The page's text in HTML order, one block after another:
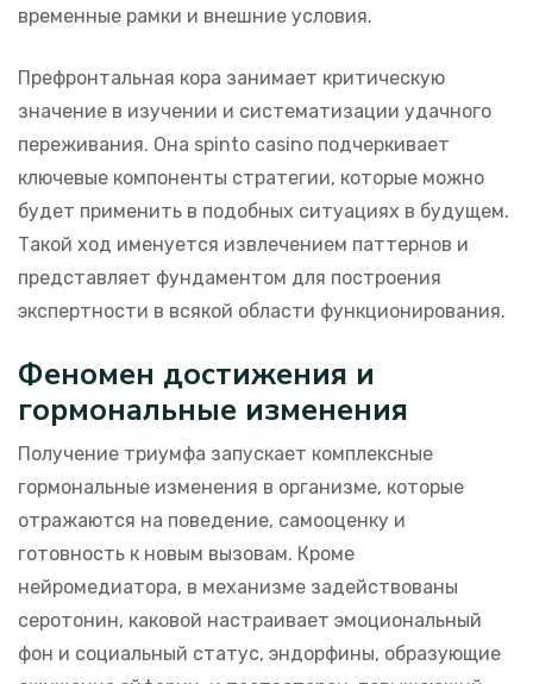
временные рамки и внешние условия.
Префронтальная кора занимает критическую
значение в изучении и систематизации удачного
переживания. Она spinto casino подчеркивает
ключевые компоненты стратегии, которые можно
будет применить в подобных ситуациях в будущем.
Такой ход именуется извлечением паттернов и
представляет фундаментом для построения
экспертности в всякой области функционирования.
Феномен достижения и
гормональные изменения
Получение триумфа запускает комплексные
гормональные изменения в организме, которые
отражаются на поведение, самооценку и
готовность к новым вызовам. Кроме
нейромедиатора, в механизме задействованы
серотонин, каковой настраивает эмоциональный
фон и социальный статус, эндорфины, образующие